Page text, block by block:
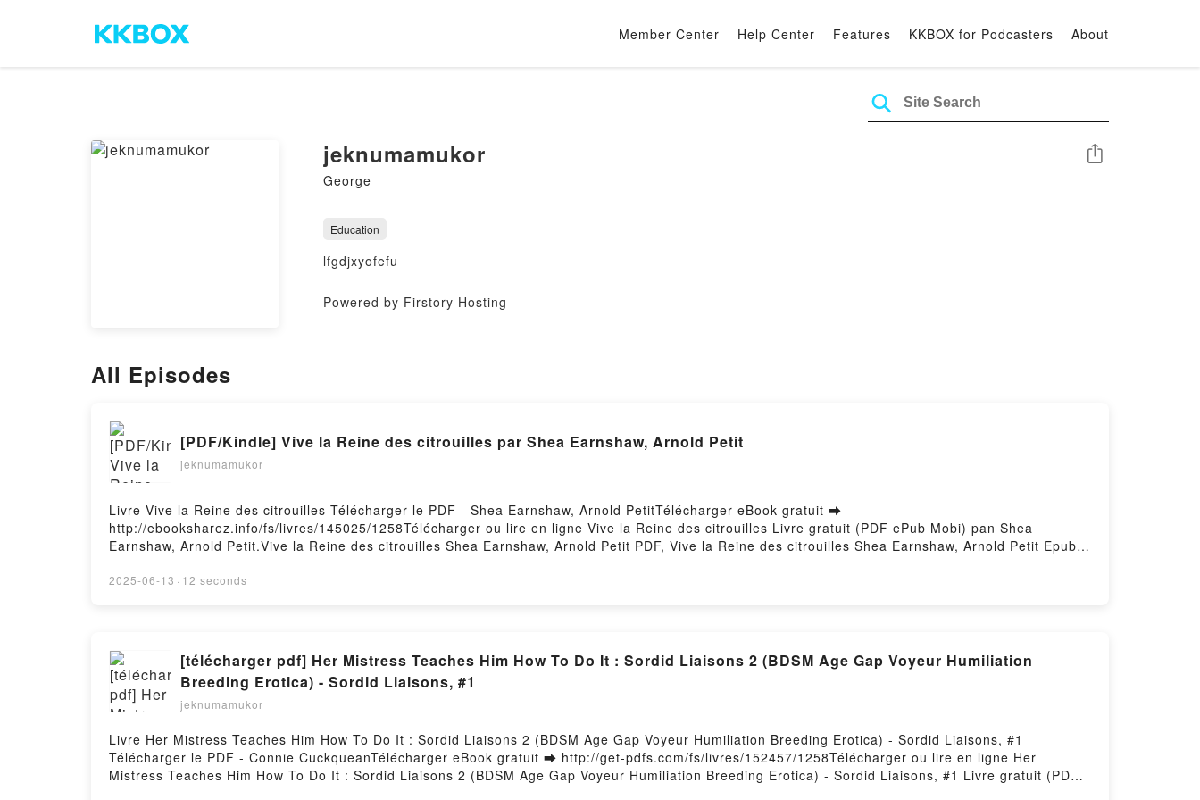
Member Center Help Center Features KKBOX for Podcasters About
jeknumamukor
George
Share
Education
lfgdjxyofefu
Powered by Firstory Hosting
All Episodes
[PDF/Kindle] Vive la Reine des citrouilles par Shea Earnshaw, Arnold Petit
jeknumamukor
Livre Vive la Reine des citrouilles Télécharger le PDF - Shea Earnshaw, Arnold PetitTélécharger eBook gratuit ➡
http://ebooksharez.info/fs/livres/145025/1258Télécharger ou lire en ligne Vive la Reine des citrouilles Livre gratuit (PDF ePub Mobi) pan Shea
Earnshaw, Arnold Petit.Vive la Reine des citrouilles Shea Earnshaw, Arnold Petit PDF, Vive la Reine des citrouilles Shea Earnshaw, Arnold Petit Epub,
Reine des citrouilles Shea Earnshaw, Arnold Petit VK, Vive la Reine des citrouilles Shea Earnshaw, Arnold Petit Kindle, Vive la Reine des citrouilles
2025-06-13 · 12 seconds
[télécharger pdf] Her Mistress Teaches Him How To Do It : Sordid Liaisons 2 (BDSM Age Gap Voyeur Humiliation
Breeding Erotica) - Sordid Liaisons, #1
jeknumamukor
Livre Her Mistress Teaches Him How To Do It : Sordid Liaisons 2 (BDSM Age Gap Voyeur Humiliation Breeding Erotica) - Sordid Liaisons, #1
Télécharger le PDF - Connie CuckqueanTélécharger eBook gratuit ➡ http://get-pdfs.com/fs/livres/152457/1258Télécharger ou lire en ligne Her
Mistress Teaches Him How To Do It : Sordid Liaisons 2 (BDSM Age Gap Voyeur Humiliation Breeding Erotica) - Sordid Liaisons, #1 Livre gratuit (PDF